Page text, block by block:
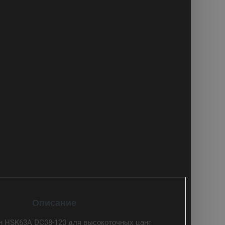
Описание
HSK63A DC08-120 для высокоточных цанг